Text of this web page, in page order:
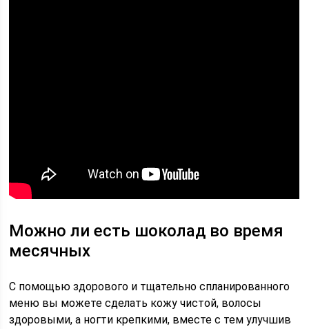
Можно ли есть шоколад во время
месячных
С помощью здорового и тщательно спланированного
меню вы можете сделать кожу чистой, волосы
здоровыми, а ногти крепкими, вместе с тем улучшив